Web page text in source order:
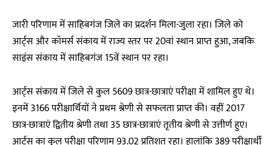
जारी परिणाम में साहिबगंज जिले का प्रदर्शन मिला-जुला रहा। जिले को
आर्ट्स और कॉमर्स संकाय में राज्य स्तर पर 20वां स्थान प्राप्त हुआ, जबकि
साइंस संकाय में साहिबगंज 15वें स्थान पर रहा।
आर्ट्स संकाय में जिले से कुल 5609 छात्र-छात्राएं परीक्षा में शामिल हुए थे।
इनमें 3166 परीक्षार्थियों ने प्रथम श्रेणी से सफलता प्राप्त की। वहीं 2017
छात्र-छात्राएं द्वितीय श्रेणी तथा 35 छात्र-छात्राएं तृतीय श्रेणी से उत्तीर्ण हुए।